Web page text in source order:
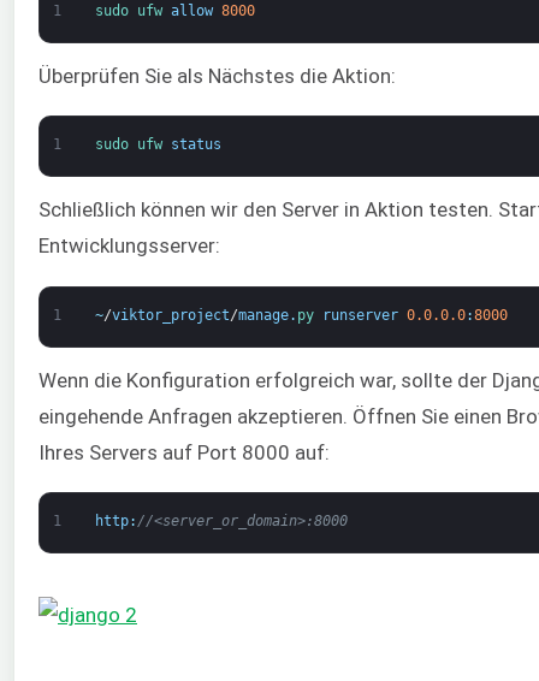
1 sudo ufw allow 8000
Überprüfen Sie als Nächstes die Aktion:
1 sudo ufw status
Schließlich können wir den Server in Aktion testen.
Entwicklungsserver:
1 ~/viktor_project/manage. py runserver 0.0.0.0:8000
Wenn die Konfiguration erfolgreich war, sollte der
eingehende Anfragen akzeptieren. Öffnen Sie einen
Ihres Servers auf Port 8000 auf:
1 http: //<server_or_domain>:8000